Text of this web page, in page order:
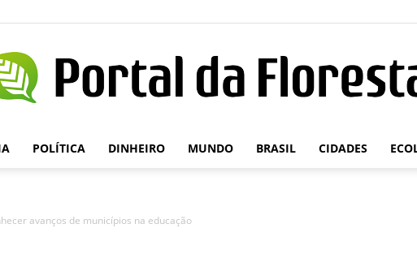
Portal
POLÍTICA DINHEIRO MUNDO BRASIL CIDADES
avanços de municípios na educação